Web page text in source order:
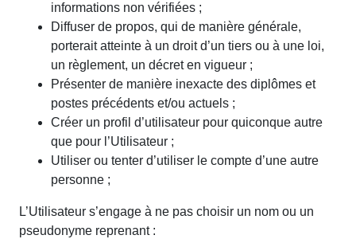
informations non vérifiées ;
Diffuser de propos, qui de manière générale,
porterait atteinte à un droit d’un tiers ou à une loi,
un règlement, un décret en vigueur ;
Présenter de manière inexacte des diplômes et
postes précédents et/ou actuels ;
Créer un profil d’utilisateur pour quiconque autre
que pour l’Utilisateur ;
Utiliser ou tenter d’utiliser le compte d’une autre
personne ;
L’Utilisateur s’engage à ne pas choisir un nom ou un
pseudonyme reprenant :